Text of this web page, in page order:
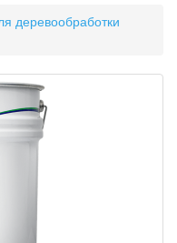
деревообработки